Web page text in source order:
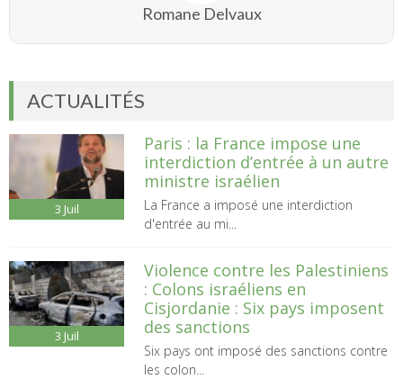
Romane Delvaux
ACTUALITÉS
3 Juil
Paris : la France impose une
interdiction d’entrée à un autre
ministre israélien
La France a imposé une interdiction
d'entrée au mi...
3 Juil
Violence contre les Palestiniens
: Colons israéliens en
Cisjordanie : Six pays imposent
des sanctions
Six pays ont imposé des sanctions contre
les colon...